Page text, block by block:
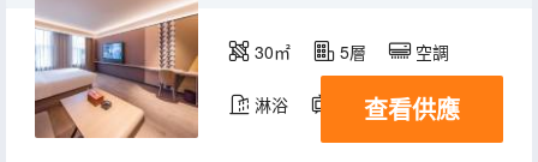
30㎡ 5層 空調
淋浴 電視機 冰箱
查看供應